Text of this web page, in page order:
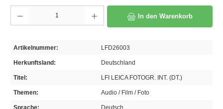
In den Warenkorb
Artikelnummer: LFD26003
Herkunftsland: Deutschland
Titel: LFI LEICA FOTOGR. INT. (DT.)
Themen: Audio / Film / Foto
Sprache: Deutsch